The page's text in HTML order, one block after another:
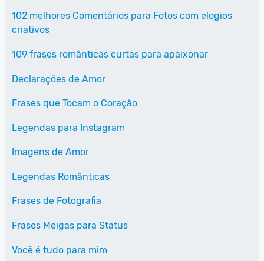
102 melhores Comentários para Fotos com elogios
criativos
109 frases românticas curtas para apaixonar
Declarações de Amor
Frases que Tocam o Coração
Legendas para Instagram
Imagens de Amor
Legendas Românticas
Frases de Fotografia
Frases Meigas para Status
Você é tudo para mim